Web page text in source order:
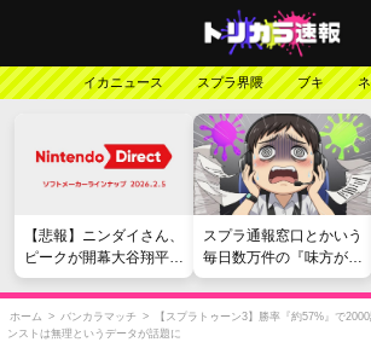
イカニュース スプラ界隈 ブキ
【悲報】ニンダイさん、
ピークが開幕大谷翔平の
がっかりダイレクトだっ
たと言われてしまう
スプラ通報窓口とかいう
毎日数万件の『味方が弱
い』愚痴を読まされる苦
行
ホーム > バンカラマッチ >
【スプラトゥーン3】勝率『約57%』で
ンストは無理というデータが話題に